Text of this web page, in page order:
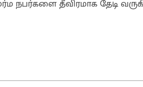
நபர்களை தீவிரமாக தேடி